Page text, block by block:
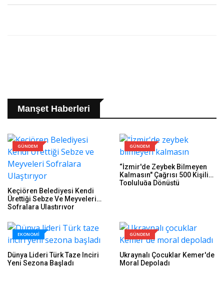
Manşet Haberleri
GÜNDEM
Keçiören Belediyesi Kendi
Ürettiği Sebze Ve Meyveleri
Sofralara Ulaştırıyor
GÜNDEM
“İzmir'de Zeybek Bilmeyen
Kalmasın" Çağrısı 500 Kişilik
Topluluğa Dönüştü
EKONOMİ
Dünya Lideri Türk Taze Inciri
Yeni Sezona Başladı
GÜNDEM
Ukraynalı Çocuklar Kemer'de
Moral Depoladı